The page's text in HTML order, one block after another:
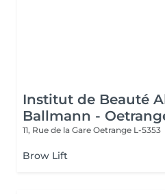
Institut de Beauté
Ballmann -
11, Rue de la Gare Oetrange L-5353
Brow Lift